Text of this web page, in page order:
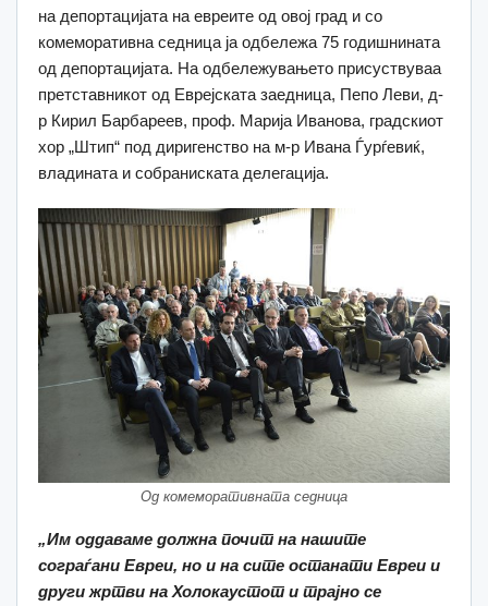
на депортацијата на евреите од овој град и со
комеморативна седница ја одбележа 75 годишнината
од депортацијата. На одбележувањето присуствуваа
претставникот од Еврејската заедница, Пепо Леви, д-
р Кирил Барбареев, проф. Марија Иванова, градскиот
хор „Штип“ под диригенство на м-р Ивана Ѓурѓевиќ,
владината и собраниската делегација.
Од комеморативната седница
„Им оддаваме должна почит на нашите
сограѓани Евреи, но и на сите останати Евреи и
други жртви на Холокаустот и трајно се